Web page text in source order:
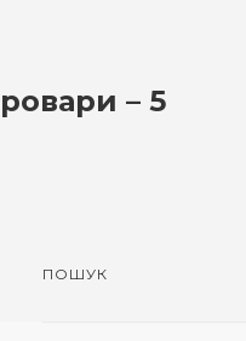
– 5
ПОШУК